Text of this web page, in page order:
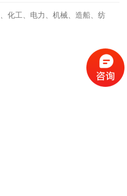
化工、电力、机械、造船、纺